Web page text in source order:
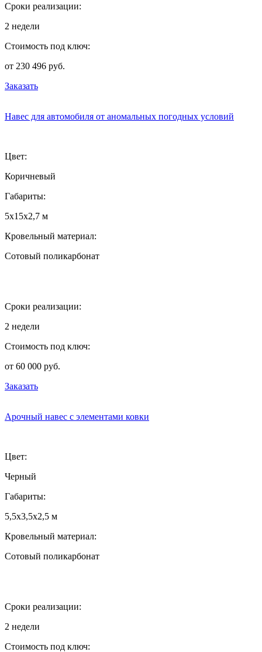
Сроки реализации:
2 недели
Стоимость под ключ:
от 230 496 руб.
Заказать
Навес для автомобиля от аномальных погодных условий
Цвет:
Коричневый
Габариты:
5х15х2,7 м
Кровельный материал:
Сотовый поликарбонат
Сроки реализации:
2 недели
Стоимость под ключ:
от 60 000 руб.
Заказать
Арочный навес с элементами ковки
Цвет:
Черный
Габариты:
5,5х3,5х2,5 м
Кровельный материал:
Сотовый поликарбонат
Сроки реализации:
2 недели
Стоимость под ключ: